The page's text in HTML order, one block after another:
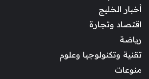
أخبار الخليج
اقتصاد وتجارة
رياضة
تقنية وتكنولوجيا وعلوم
منوعات